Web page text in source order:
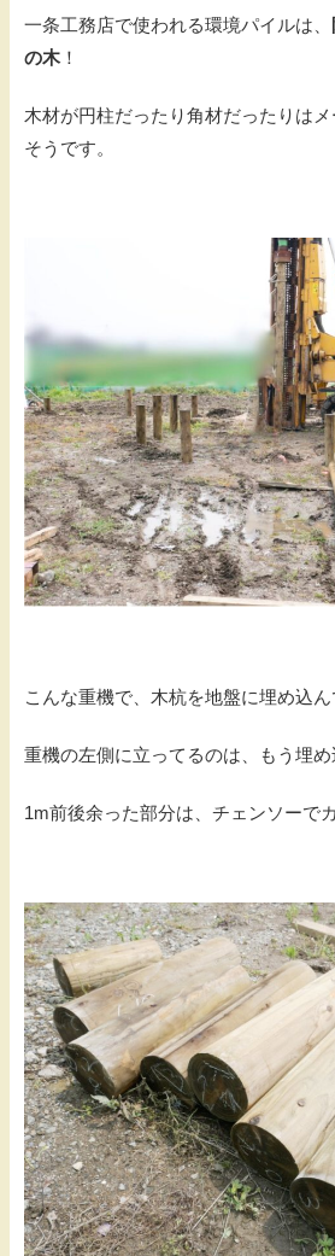
一条工務店で使われる環境パイルは、
の木！
木材が円柱だったり角材だったりは
そうです。
こんな重機で、木杭を地盤に埋め込ん
重機の左側に立ってるのは、もう埋め
1m前後余った部分は、チェンソーで